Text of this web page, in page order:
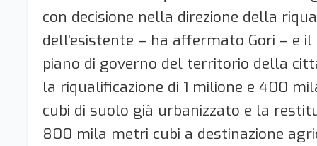
con decisione nella direzione della
dell’esistente – ha affermato Gori – e
piano di governo del territorio della
la riqualificazione di 1 milione e 400
cubi di suolo già urbanizzato e la
800 mila metri cubi a destinazione